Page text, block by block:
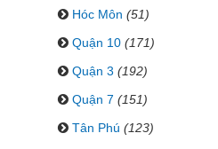
Hóc Môn (51)
Quận 10 (171)
Quận 3 (192)
Quận 7 (151)
Tân Phú (123)